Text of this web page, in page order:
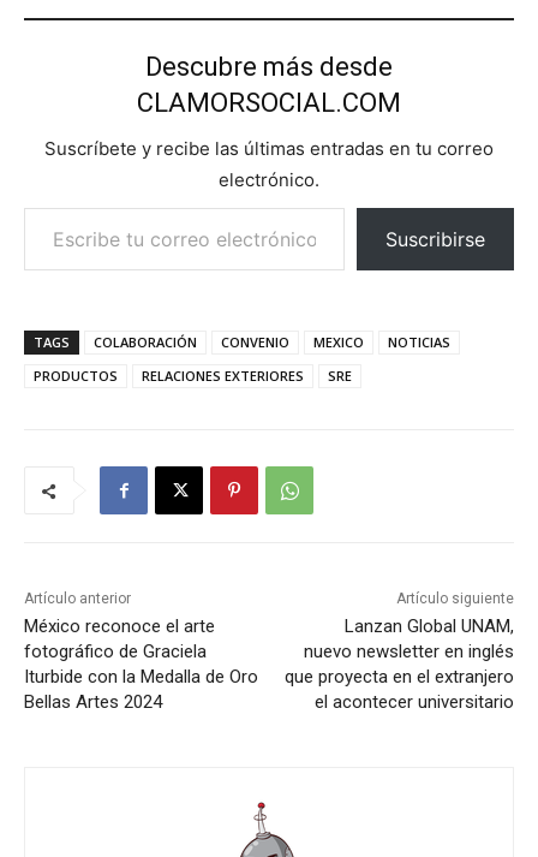
Descubre más desde
CLAMORSOCIAL.COM
Suscríbete y recibe las últimas entradas en tu correo
electrónico.
Escribe tu correo electrónico…
Suscribirse
TAGS COLABORACIÓN CONVENIO MEXICO
NOTICIAS
PRODUCTOS
RELACIONES EXTERIORES SRE
Artículo anterior
México reconoce el arte
fotográfico de Graciela
Iturbide con la Medalla de Oro
Bellas Artes 2024
Artículo siguiente
Lanzan Global UNAM,
nuevo newsletter en inglés
que proyecta en el extranjero
el acontecer universitario